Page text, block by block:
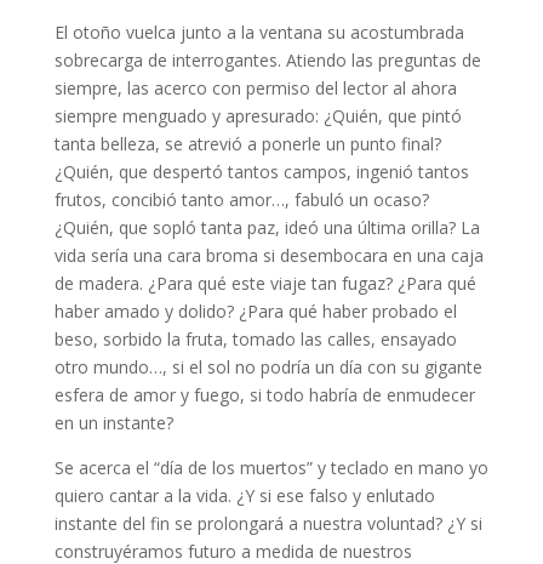
El otoño vuelca junto a la ventana su acostumbrada
sobrecarga de interrogantes. Atiendo las preguntas de
siempre, las acerco con permiso del lector al ahora
siempre menguado y apresurado: ¿Quién, que pintó
tanta belleza, se atrevió a ponerle un punto final?
¿Quién, que despertó tantos campos, ingenió tantos
frutos, concibió tanto amor…, fabuló un ocaso?
¿Quién, que sopló tanta paz, ideó una última orilla? La
vida sería una cara broma si desembocara en una caja
de madera. ¿Para qué este viaje tan fugaz? ¿Para qué
haber amado y dolido? ¿Para qué haber probado el
beso, sorbido la fruta, tomado las calles, ensayado
otro mundo…, si el sol no podría un día con su gigante
esfera de amor y fuego, si todo habría de enmudecer
en un instante?
Se acerca el “día de los muertos” y teclado en mano yo
quiero cantar a la vida. ¿Y si ese falso y enlutado
instante del fin se prolongará a nuestra voluntad? ¿Y si
construyéramos futuro a medida de nuestros